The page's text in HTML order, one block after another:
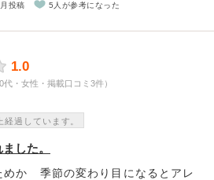
投稿 5人が参考になった
1.0
・女性・掲載口コミ3件）
過しています。
した。
めか 季節の変わり目になるとアレ